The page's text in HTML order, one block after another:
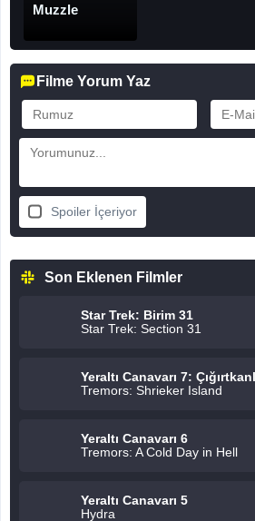
Muzzle
Filme Yorum Yaz
Spoiler İçeriyor
Son Eklenen Filmler
Star Trek: Birim 31
Star Trek: Section 31
Yeraltı Canavarı 7:
Tremors: Shrieker Island
Yeraltı Canavarı 6
Tremors: A Cold Day in Hell
Yeraltı Canavarı 5
Hydra